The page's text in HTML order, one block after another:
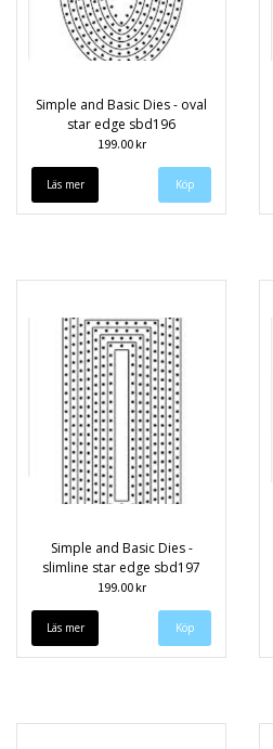
Simple and Basic Dies - oval
star edge sbd196
199.00 kr
Läs mer
Simple and Basic Dies -
slimline star edge sbd197
199.00 kr
Läs mer